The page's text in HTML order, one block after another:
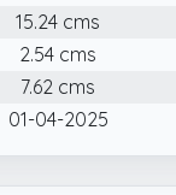
o secador.
Enriquecido
suavizar
lo que permite
15.24 cms
2.54 cms
7.62 cms
01-04-2025